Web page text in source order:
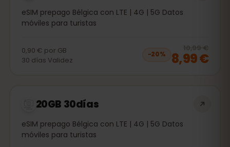
eSIM prepago Bélgica con LTE | 4G | 5G Datos
móviles para turistas
0,90 € por GB
30 días Validez
−20%
10,99 €
8,99 €
20GB 30días
eSIM prepago Bélgica con LTE | 4G | 5G Datos
móviles para turistas